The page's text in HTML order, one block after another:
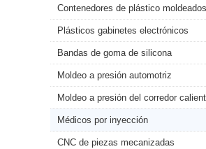
Contenedores de plástico moldeados
Plásticos gabinetes electrónicos
Bandas de goma de silicona
Moldeo a presión automotriz
Moldeo a presión del corredor
Médicos por inyección
CNC de piezas mecanizadas